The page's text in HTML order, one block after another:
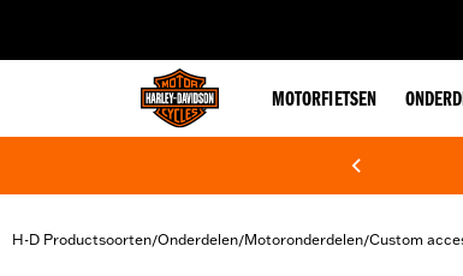
MOTORFIETSEN
H-D Productsoorten/Onderdelen/Motoronderdelen/Custom